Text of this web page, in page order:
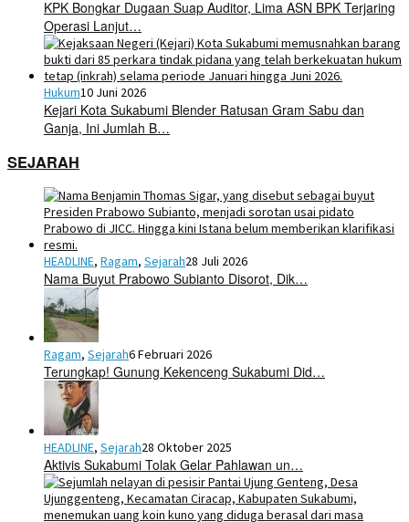
KPK Bongkar Dugaan Suap Auditor, Lima ASN BPK Terjaring
Operasi Lanjut…
Hukum10 Juni 2026
Kejari Kota Sukabumi Blender Ratusan Gram Sabu dan
Ganja, Ini Jumlah B…
SEJARAH
HEADLINE, Ragam, Sejarah28 Juli 2026
Nama Buyut Prabowo Subianto Disorot, Dik…
Ragam, Sejarah6 Februari 2026
Terungkap! Gunung Kekenceng Sukabumi Did…
HEADLINE, Sejarah28 Oktober 2025
Aktivis Sukabumi Tolak Gelar Pahlawan un…